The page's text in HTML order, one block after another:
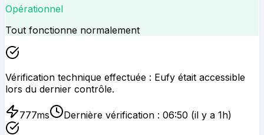
Opérationnel
Tout fonctionne normalement
Vérification technique effectuée : Eufy était accessible
lors du dernier contrôle.
777ms Dernière vérification : 06:50 (il y a 1h)